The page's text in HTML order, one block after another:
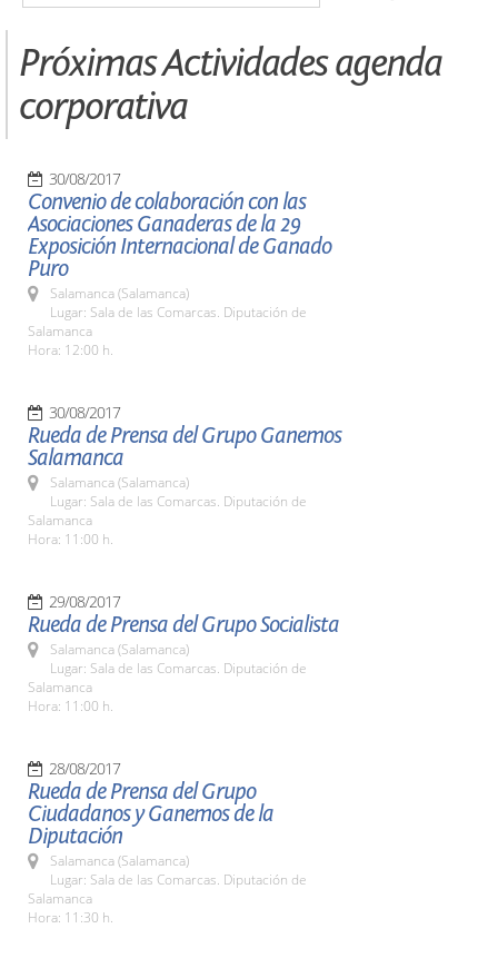
Próximas Actividades agenda
corporativa
30/08/2017
Convenio de colaboración con las
Asociaciones Ganaderas de la 29
Exposición Internacional de Ganado
Puro
Salamanca (Salamanca)
Lugar: Sala de las Comarcas. Diputación de
Salamanca
Hora: 12:00 h.
30/08/2017
Rueda de Prensa del Grupo Ganemos
Salamanca
Salamanca (Salamanca)
Lugar: Sala de las Comarcas. Diputación de
Salamanca
Hora: 11:00 h.
29/08/2017
Rueda de Prensa del Grupo Socialista
Salamanca (Salamanca)
Lugar: Sala de las Comarcas. Diputación de
Salamanca
Hora: 11:00 h.
28/08/2017
Rueda de Prensa del Grupo
Ciudadanos y Ganemos de la
Diputación
Salamanca (Salamanca)
Lugar: Sala de las Comarcas. Diputación de
Salamanca
Hora: 11:30 h.